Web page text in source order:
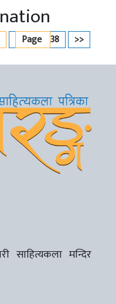
Page 38 >>
साहित्यकला मन्दिर